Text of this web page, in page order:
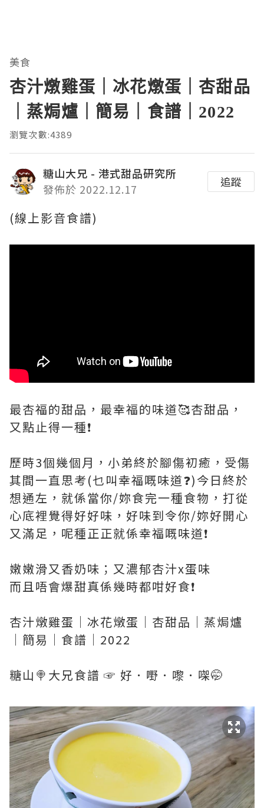
美食
杏汁燉雞蛋｜冰花燉蛋｜杏甜品
｜蒸焗爐｜簡易｜食譜｜2022
瀏覽次數:4389
糖山大兄 - 港式甜品研究所
發佈於 2022.12.17
追蹤
(線上影音食譜)
最杏福的甜品，最幸福的味道🥰杏甜品，
又點止得一種❗
歷時3個幾個月，小弟終於腳傷初癒，受傷
其間一直思考(乜叫幸福嘅味道❓)今日終於
想通左，就係當你/妳食完一種食物，打從
心底裡覺得好好味，好味到令你/妳好開心
又滿足，呢種正正就係幸福嘅味道❗
嫩嫩滑又香奶味；又濃郁杏汁x蛋味
而且唔會爆甜真係幾時都咁好食❗
杏汁燉雞蛋｜冰花燉蛋｜杏甜品｜蒸焗爐
｜簡易｜食譜｜2022
糖山🍭大兄食譜 ☞ 好．嘢．嚟．㗎🤭